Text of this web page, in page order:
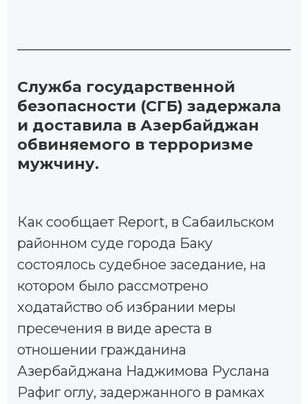
Служба государственной
безопасности (СГБ) задержала
и доставила в Азербайджан
обвиняемого в терроризме
мужчину.
Как сообщает Report, в Сабаильском
районном суде города Баку
состоялось судебное заседание, на
котором было рассмотрено
ходатайство об избрании меры
пресечения в виде ареста в
отношении гражданина
Азербайджана Наджимова Руслана
Рафиг оглу, задержанного в рамках